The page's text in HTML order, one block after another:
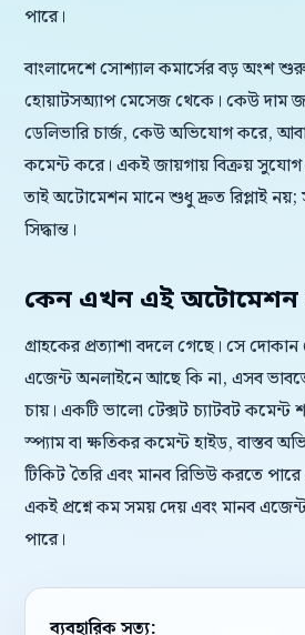
পারে।
বাংলাদেশে সোশ্যাল কমার্সের বড় অংশ
হোয়াটসঅ্যাপ মেসেজ থেকে। কেউ দাম
ডেলিভারি চার্জ, কেউ অভিযোগ করে,
কমেন্ট করে। একই জায়গায় বিক্রয়
তাই অটোমেশন মানে শুধু দ্রুত রিপ্লাই নয়;
সিদ্ধান্ত।
কেন এখন এই অটোমেশন
গ্রাহকের প্রত্যাশা বদলে গেছে। সে
এজেন্ট অনলাইনে আছে কি না, এসব
চায়। একটি ভালো টেক্সট চ্যাটবট কমেন্ট
স্প্যাম বা ক্ষতিকর কমেন্ট হাইড, বাস্তব
টিকিট তৈরি এবং মানব রিভিউ করতে
একই প্রশ্নে কম সময় দেয় এবং মানব
পারে।
ব্যবহারিক সত্য: